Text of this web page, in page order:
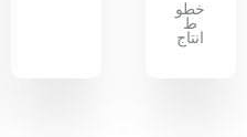
خطو
ط
انتاج